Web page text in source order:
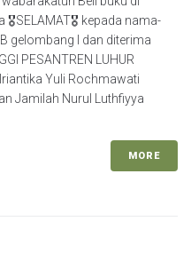
🎖SELAMAT🎖 kepada nama-
gelombang I dan diterima
PESANTREN LUHUR
Yuli Rochmawati
Jamilah Nurul Luthfiyya
MORE